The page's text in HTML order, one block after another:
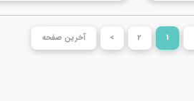
1
2
> آخرین صفحه